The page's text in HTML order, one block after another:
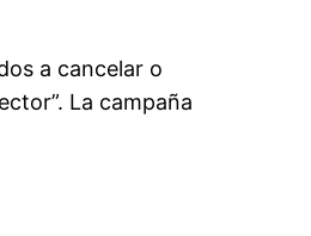
a cancelar o
La campaña